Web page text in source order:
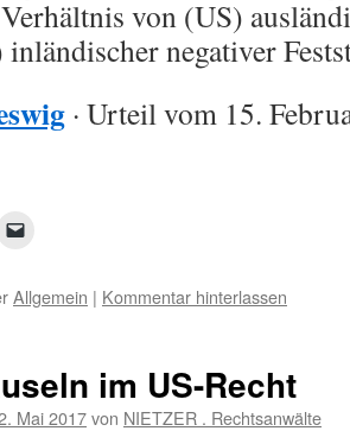
von (US)
inländischer negativer
· Urteil vom 15.
Allgemein | Kommentar hinterlassen
im US-Recht
Mai 2017von NIETZER . Rechtsanwälte